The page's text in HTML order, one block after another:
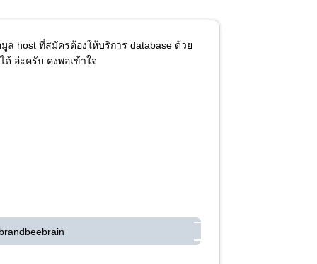
ล host ที่สมัครต้องให้บริการ database ด้วย
อ่ะครับ คงพอเข้าใจ